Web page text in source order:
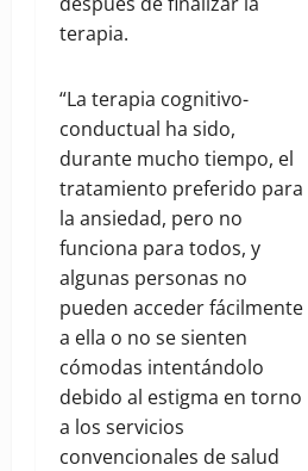
terapia.
“La terapia cognitivo-
conductual ha sido,
durante mucho tiempo, el
tratamiento preferido para
la ansiedad, pero no
funciona para todos, y
algunas personas no
pueden acceder fácilmente
a ella o no se sienten
cómodas intentándolo
debido al estigma en torno
a los servicios
convencionales de salud